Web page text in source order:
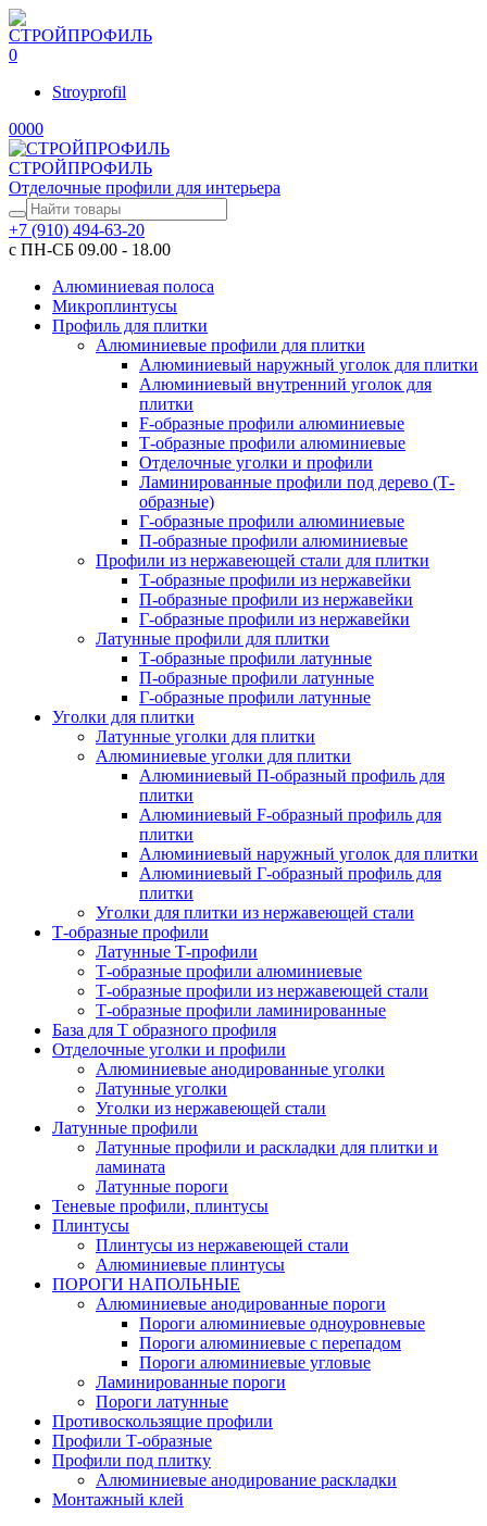
0
Stroyprofil
0000
СТРОЙПРОФИЛЬ
Отделочные профили для интерьера
+7 (910) 494-63-20
с ПН-СБ 09.00 - 18.00
Алюминиевая полоса
Микроплинтусы
Профиль для плитки
Алюминиевые профили для плитки
Алюминиевый наружный уголок для плитки
Алюминиевый внутренний уголок для
плитки
F-образные профили алюминиевые
Т-образные профили алюминиевые
Отделочные уголки и профили
Ламинированные профили под дерево (Т-
образные)
Г-образные профили алюминиевые
П-образные профили алюминиевые
Профили из нержавеющей стали для плитки
Т-образные профили из нержавейки
П-образные профили из нержавейки
Г-образные профили из нержавейки
Латунные профили для плитки
Т-образные профили латунные
П-образные профили латунные
Г-образные профили латунные
Уголки для плитки
Латунные уголки для плитки
Алюминиевые уголки для плитки
Алюминиевый П-образный профиль для
плитки
Алюминиевый F-образный профиль для
плитки
Алюминиевый наружный уголок для плитки
Алюминиевый Г-образный профиль для
плитки
Уголки для плитки из нержавеющей стали
Т-образные профили
Латунные Т-профили
Т-образные профили алюминиевые
Т-образные профили из нержавеющей стали
Т-образные профили ламинированные
База для Т образного профиля
Отделочные уголки и профили
Алюминиевые анодированные уголки
Латунные уголки
Уголки из нержавеющей стали
Латунные профили
Латунные профили и раскладки для плитки и
ламината
Латунные пороги
Теневые профили, плинтусы
Плинтусы
Плинтусы из нержавеющей стали
Алюминиевые плинтусы
ПОРОГИ НАПОЛЬНЫЕ
Алюминиевые анодированные пороги
Пороги алюминиевые одноуровневые
Пороги алюминиевые с перепадом
Пороги алюминиевые угловые
Ламинированные пороги
Пороги латунные
Противоскользящие профили
Профили Т-образные
Профили под плитку
Алюминиевые анодирование раскладки
Монтажный клей